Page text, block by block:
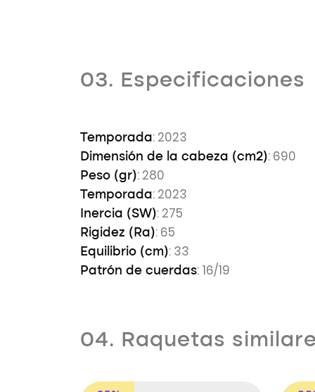
03. Especificaciones
Temporada: 2023
Dimensión de la cabeza (cm2): 690
Peso (gr): 280
Temporada: 2023
Inercia (SW): 275
Rigidez (Ra): 65
Equilibrio (cm): 33
Patrón de cuerdas: 16/19
04. Raquetas